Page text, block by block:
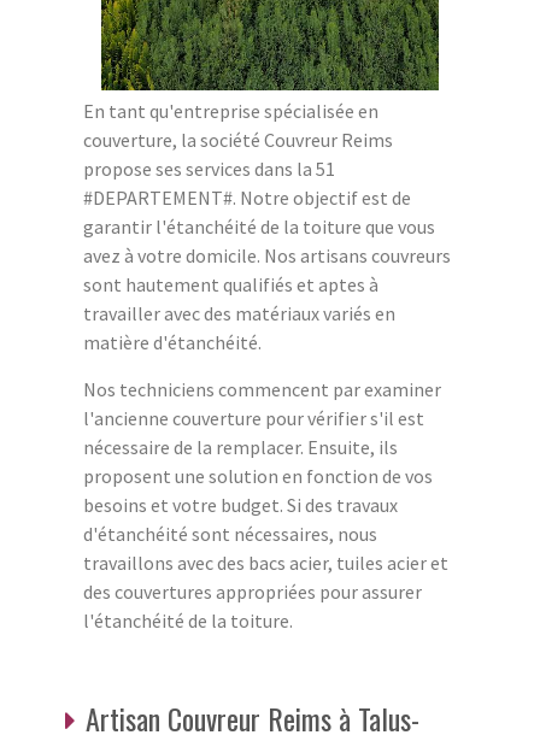
En tant qu'entreprise spécialisée en
couverture, la société Couvreur Reims
propose ses services dans la 51
#DEPARTEMENT#. Notre objectif est de
garantir l'étanchéité de la toiture que vous
avez à votre domicile. Nos artisans couvreurs
sont hautement qualifiés et aptes à
travailler avec des matériaux variés en
matière d'étanchéité.
Nos techniciens commencent par examiner
l'ancienne couverture pour vérifier s'il est
nécessaire de la remplacer. Ensuite, ils
proposent une solution en fonction de vos
besoins et votre budget. Si des travaux
d'étanchéité sont nécessaires, nous
travaillons avec des bacs acier, tuiles acier et
des couvertures appropriées pour assurer
l'étanchéité de la toiture.
Artisan Couvreur Reims à Talus-